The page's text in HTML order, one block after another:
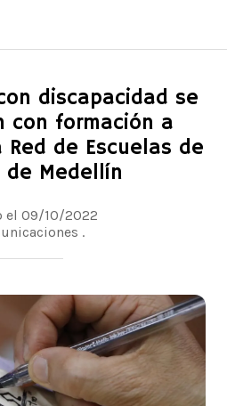
discapacidad se
con formación a
de Escuelas de
de Medellín
el 09/10/2022
.